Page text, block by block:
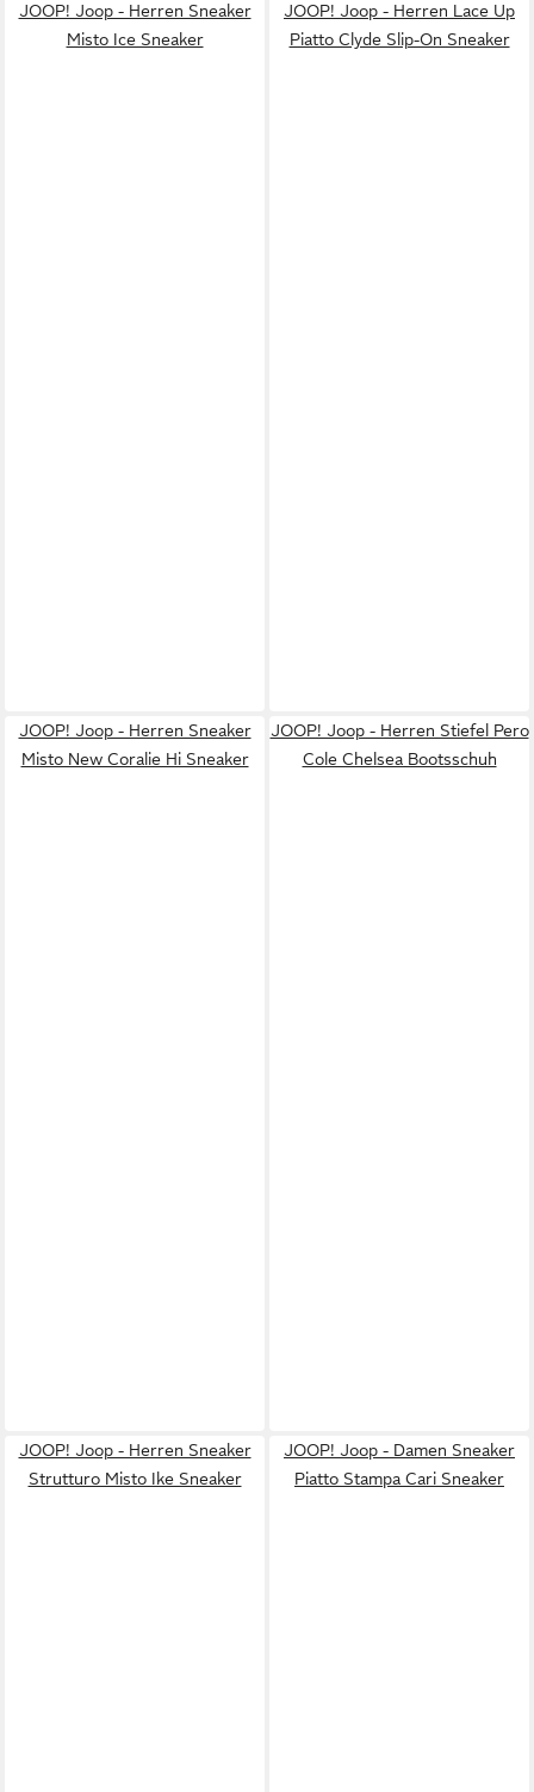
JOOP! Joop - Herren Sneaker
Misto Ice Sneaker
JOOP! Joop - Herren Lace Up
Piatto Clyde Slip-On Sneaker
JOOP! Joop - Herren Sneaker
Misto New Coralie Hi Sneaker
JOOP! Joop - Herren Stiefel Pero
Cole Chelsea Bootsschuh
JOOP! Joop - Herren Sneaker
Strutturo Misto Ike Sneaker
JOOP! Joop - Damen Sneaker
Piatto Stampa Cari Sneaker